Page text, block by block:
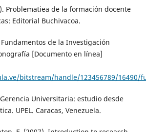
Problematiea de la formación docente
Editorial Buchivacoa.
de la Investigación
[Documento en línea]
bitstream/handle/123456789/16490/
Universitaria: estudio desde
UPEL. Caracas, Venezuela.